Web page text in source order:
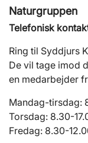
Naturgruppen
Telefonisk
Ring til Syddjurs
De vil tage imod
en medarbejder
Mandag-tirsdag:
Torsdag: 8.30-
Fredag: 8.30-